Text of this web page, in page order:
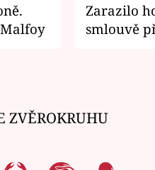
Zarazilo
smlouvě
ZVĚROKRUHU